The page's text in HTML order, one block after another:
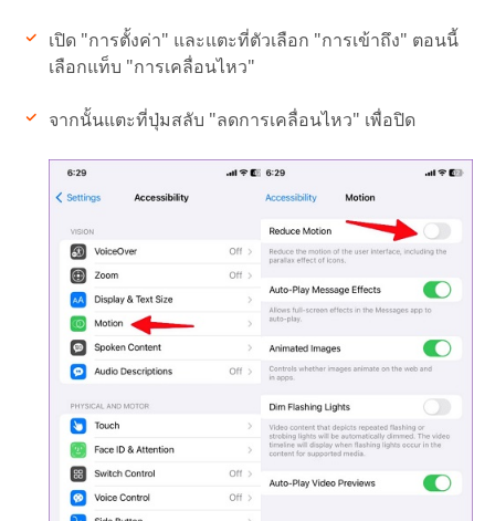
เปิด "การตั้งค่า" และแตะที่ตัวเลือก "การเข้าถึง" ตอนนี้
เลือกแท็บ "การเคลื่อนไหว"
จากนั้นแตะที่ปุ่มสลับ "ลดการเคลื่อนไหว" เพื่อปิด